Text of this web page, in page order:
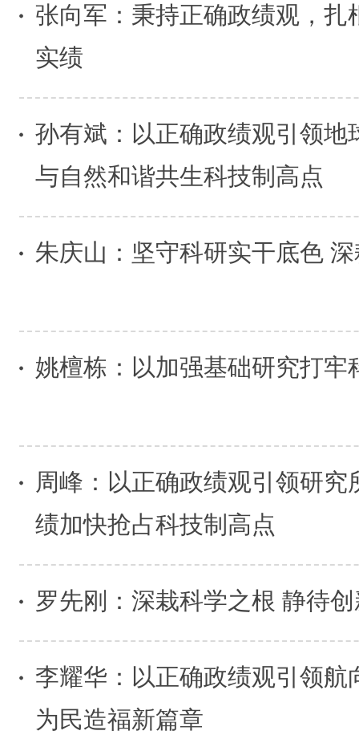
张向军：秉持正确政绩观，扎
实绩
孙有斌：以正确政绩观引领地
与自然和谐共生科技制高点
朱庆山：坚守科研实干底色
姚檀栋：以加强基础研究打牢
周峰：以正确政绩观引领研究
绩加快抢占科技制高点
罗先刚：深栽科学之根 静待
李耀华：以正确政绩观引领
为民造福新篇章